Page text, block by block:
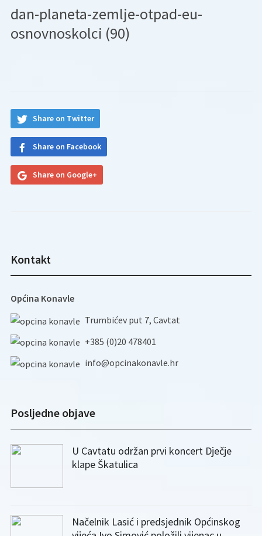
dan-planeta-zemlje-otpad-eu-
osnovnoskolci (90)
Share on Twitter
Share on Facebook
Share on Google+
Kontakt
Općina Konavle
Trumbićev put 7, Cavtat
+385 (0)20 478401
info@opcinakonavle.hr
Posljedne objave
U Cavtatu održan prvi koncert Dječje
klape Škatulica
Načelnik Lasić i predsjednik Općinskog